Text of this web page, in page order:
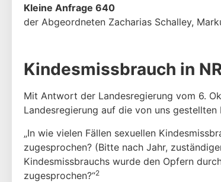
Kleine Anfrage 640
der Abgeordneten Zacharias Schalley,
Kindesmissbrauch in
Mit Antwort der Landesregierung vom 6.
Landesregierung auf die von uns gestellten
„In wie vielen Fällen sexuellen
zugesprochen? (Bitte nach Jahr,
Kindesmissbrauchs wurde den Opfern
zugesprochen?“2